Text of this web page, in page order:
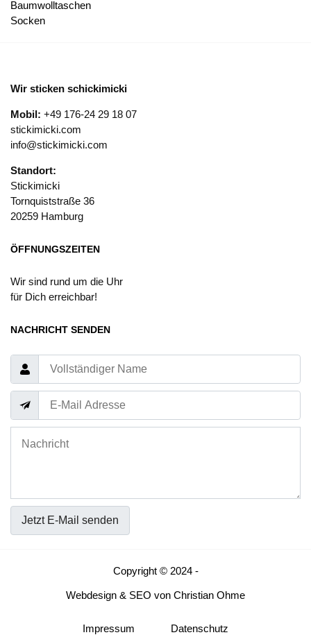
Baumwolltaschen
Socken
Wir sticken schickimicki
Mobil: +49 176-24 29 18 07
stickimicki.com
info@stickimicki.com
Standort:
Stickimicki
Tornquiststraße 36
20259 Hamburg
ÖFFNUNGSZEITEN
Wir sind rund um die Uhr
für Dich erreichbar!
NACHRICHT SENDEN
Jetzt E-Mail senden
Copyright © 2024 -
Webdesign & SEO von Christian Ohme
Impressum Datenschutz